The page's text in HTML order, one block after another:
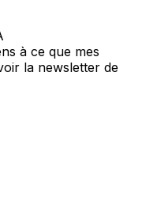
à ce que mes
la newsletter de